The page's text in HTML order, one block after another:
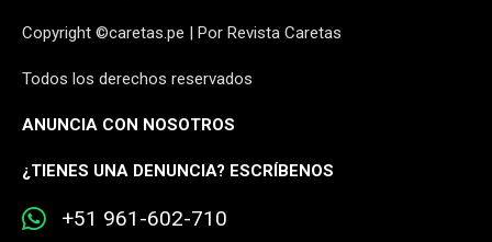
Copyright ©caretas.pe | Por Revista Caretas
Todos los derechos reservados
ANUNCIA CON NOSOTROS
¿TIENES UNA DENUNCIA? ESCRÍBENOS
+51 961-602-710